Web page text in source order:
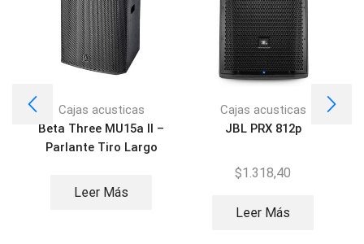
Cajas acusticas
Beta Three MU15a II –
Parlante Tiro Largo
Leer Más
Cajas acusticas
JBL PRX 812p
$1.318,40
Leer Más